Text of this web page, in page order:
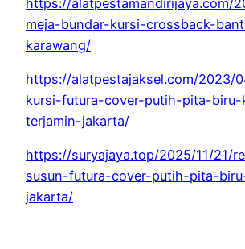
meja-bundar-kursi-crossback-
karawang/
https://alatpestajaksel.com/2023/
kursi-futura-cover-putih-pita-biru-
terjamin-jakarta/
https://suryajaya.top/2025/11/21/
susun-futura-cover-putih-pita-
jakarta/